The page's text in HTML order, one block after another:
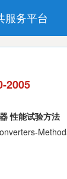
服务平台
推荐
2005
性能试验方法